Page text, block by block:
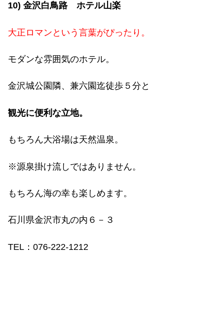
10) 金沢白鳥路 ホテル山楽
大正ロマンという言葉がぴったり。
モダンな雰囲気のホテル。
金沢城公園隣、兼六園迄徒歩５分と
観光に便利な立地。
もちろん大浴場は天然温泉。
※源泉掛け流しではありません。
もちろん海の幸も楽しめます。
石川県金沢市丸の内６－３
TEL ： 076-222-1212